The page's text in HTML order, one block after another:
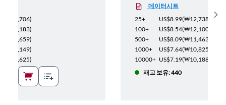
₩250,706)
₩243,183)
₩235,659)
₩228,149)
₩220,625)
데이터시트
25+
US$8.99(₩12,738
100+
US$8.54(₩12,100
500+
US$8.09(₩11,463
1000+
US$7.64(₩10,825
10000+ US$7.19(₩10,188
재고 보유: 440